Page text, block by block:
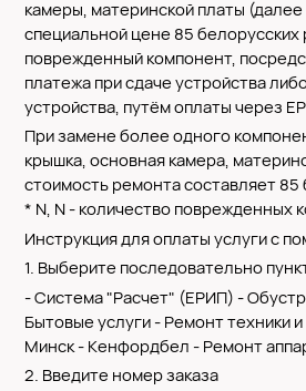
камеры, материнской платы (далее
специальной цене 85 белорусcких
поврежденный компонент,
платежа при сдаче устройства
устройства, путём оплаты через
При замене более одного
крышка, основная камера,
стоимость ремонта составляет
* N, N - количество поврежденных
Инструкция для оплаты услуги с
1. Выберите последовательно
- Система "Расчет" (ЕРИП) -
Бытовые услуги - Ремонт техники и
Минск - Кенфордбел - Ремонт
2. Введите номер заказа